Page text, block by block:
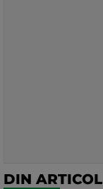
DIN ARTICOL